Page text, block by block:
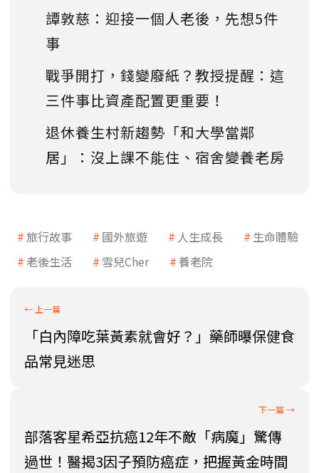
譚敦慈：迎接一個人老後，先想5件
事
戰爭開打，錢變廢紙？教授提醒：這
三件事比資產配置更重要！
退休養生村新趨勢「和大學當鄰
居」：沒上課不能住、宿舍變養老房
旅行故事 國外旅遊 人生成長
生命體驗
老後生活
雪兒Cher 養老院
「白內障吃葉黃素就會好？」藥師曝保健食
品常見迷思
部落客星希亞抗癌12年不敵「病魔」驚傳
過世！醫揭3因子預防癌症，把握黃金時間